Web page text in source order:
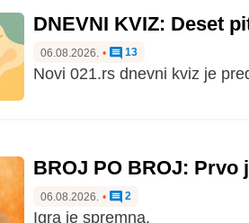
DNEVNI KVIZ: Deset
06.08.2026. • 13
Novi 021.rs dnevni kviz je
BROJ PO BROJ: Prvo
06.08.2026. • 2
Igra je spremna.